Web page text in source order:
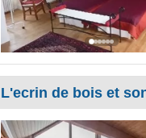
L'ecrin de bois et